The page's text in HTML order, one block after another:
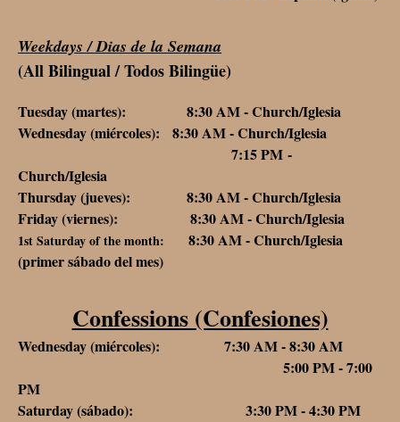
Weekdays / Dias de la Semana
(All Bilingual / Todos Bilingüe)
Tuesday (martes): 8:30 AM - Church/Iglesia
Wednesday (miércoles): 8:30 AM - Church/Iglesia
7:15 PM -
Church/Iglesia
Thursday (jueves): 8:30 AM - Church/Iglesia
Friday (viernes): 8:30 AM - Church/Iglesia
1st Saturday of the month: 8:30 AM - Church/Iglesia
(primer sábado del mes)
Confessions (Confesiones)
Wednesday (miércoles): 7:30 AM - 8:30 AM
5:00 PM - 7:00
PM
Saturday (sábado): 3:30 PM - 4:30 PM